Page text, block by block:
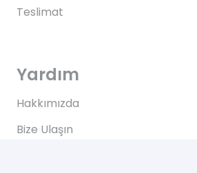
Teslimat
Yardım
Hakkımızda
Bize Ulaşın